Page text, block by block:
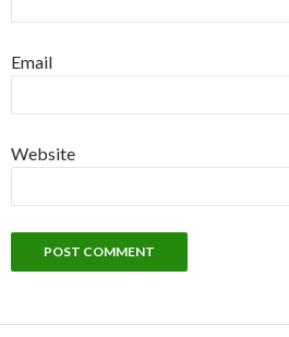
Email
Website